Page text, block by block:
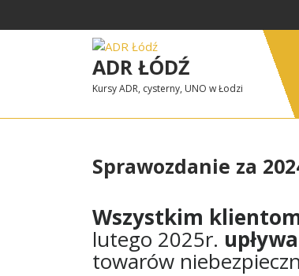
ADR ŁÓDŹ
Kursy ADR, cysterny, UNO w Łodzi
Sprawozdanie za
Wszystkim
lutego 2025r.
towarów